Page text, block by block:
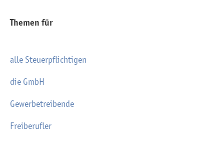
Themen für
alle Steuerpflichtigen
die GmbH
Gewerbetreibende
Freiberufler